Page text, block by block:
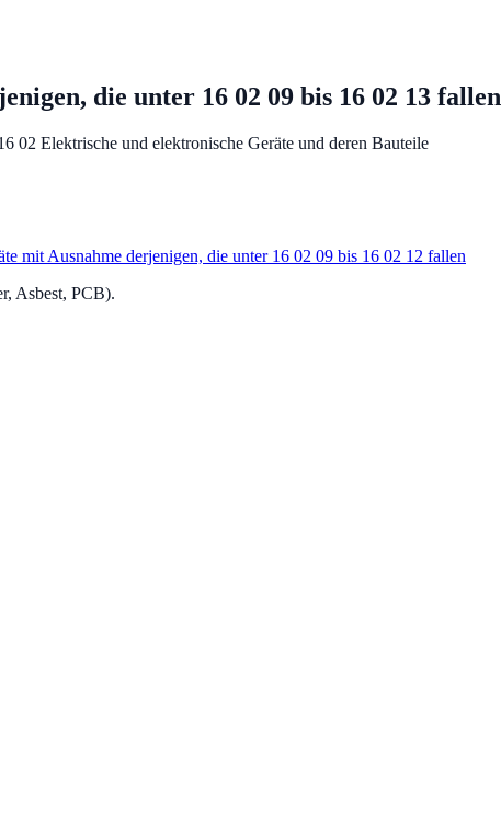
die unter 16 02 09 bis 16 02 13 fallen
02 Elektrische und elektronische Geräte und deren Bauteile
mit Ausnahme derjenigen, die unter 16 02 09 bis 16 02 12 fallen
Asbest, PCB).